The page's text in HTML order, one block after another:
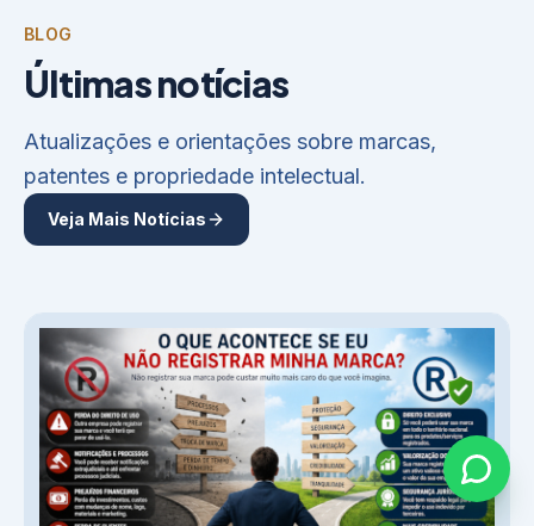
BLOG
Últimas notícias
Atualizações e orientações sobre marcas,
patentes e propriedade intelectual.
Veja Mais Notícias